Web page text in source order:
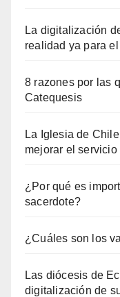
La digitalización
realidad ya para
8 razones por las
Catequesis
La Iglesia de
mejorar el
¿Por qué es
sacerdote?
¿Cuáles son los
Las diócesis de
digitalización de